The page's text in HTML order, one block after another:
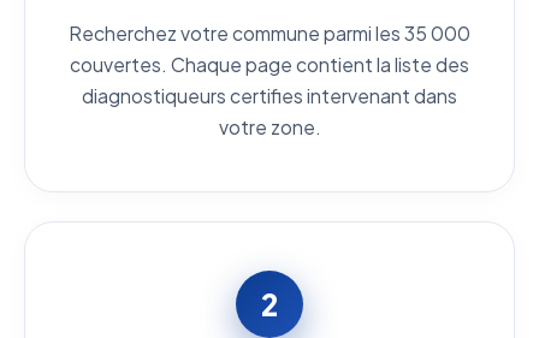
Recherchez votre commune parmi les 35 000
couvertes. Chaque page contient la liste des
diagnostiqueurs certifies intervenant dans
votre zone.
2